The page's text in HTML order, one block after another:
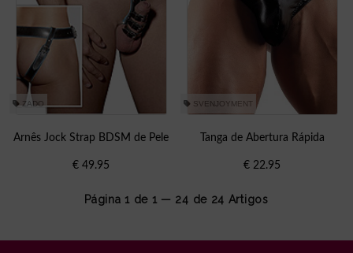
ZADO
Arnês Jock Strap BDSM de Pele
€ 49.95
SVENJOYMENT
Tanga de Abertura Rápida
€ 22.95
Página 1 de 1 — 24 de 24 Artigos